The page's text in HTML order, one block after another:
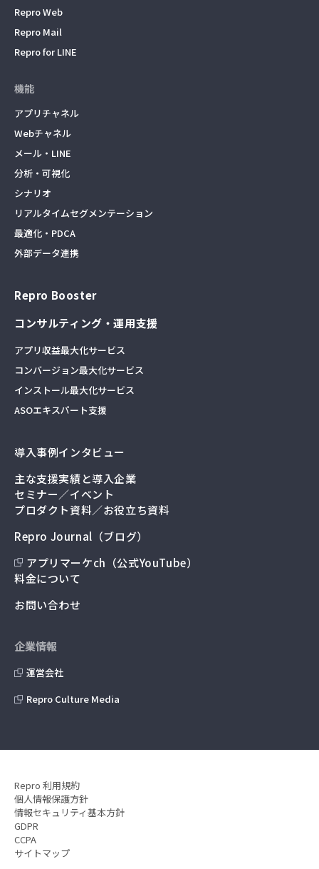
Repro Web
Repro Mail
Repro for LINE
機能
アプリチャネル
Webチャネル
メール・LINE
分析・可視化
シナリオ
リアルタイムセグメンテーション
最適化・PDCA
外部データ連携
Repro Booster
コンサルティング・運用支援
アプリ収益最大化サービス
コンバージョン最大化サービス
インストール最大化サービス
ASOエキスパート支援
導入事例インタビュー
主な支援実績と導入企業
セミナー／イベント
プロダクト資料／お役立ち資料
Repro Journal（ブログ）
アプリマーケch（公式YouTube）
料金について
お問い合わせ
企業情報
運営会社
Repro Culture Media
Repro 利用規約
個人情報保護方針
情報セキュリティ基本方針
GDPR
CCPA
サイトマップ